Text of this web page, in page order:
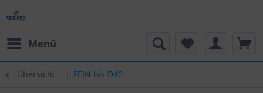
Menü
Übersicht FEIN bis D40